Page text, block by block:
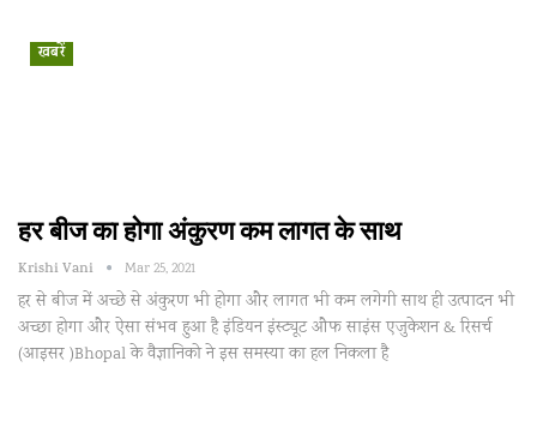
खबरें
हर बीज का होगा अंकुरण कम लागत के साथ
Krishi Vani Mar 25, 2021
हर से बीज में अच्छे से अंकुरण भी होगा और लागत भी कम लगेगी साथ ही उत्पादन भी
अच्छा होगा और ऐसा संभव हुआ है इंडियन इंस्ट्यूट औफ साइंस एजुकेशन & रिसर्च
(आइसर )Bhopal के वैज्ञानिको ने इस समस्या का हल निकला है